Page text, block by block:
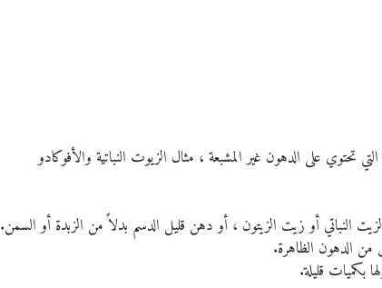
تحتوي على الدهون غير المشبعة ، مثال الزيوت النباتية والأفوكادو
النباتي أو زيت الزيتون ، أو دهن قليل الدسم بدلاً من الزبدة أو السمن.
من الدهون الظاهرة.
بكميات قليلة.